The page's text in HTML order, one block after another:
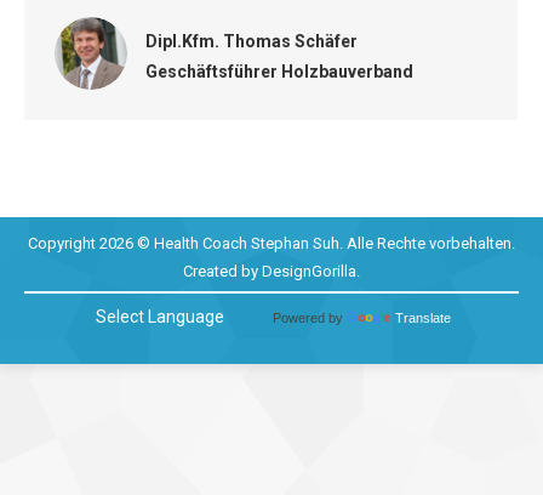
Dipl.Kfm. Thomas Schäfer
Geschäftsführer Holzbauverband
Copyright 2026 © Health Coach Stephan Suh. Alle Rechte vorbehalten.
Created by DesignGorilla.
Powered by Translate